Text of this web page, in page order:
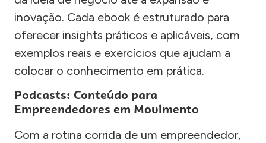
inovação. Cada ebook é estruturado para
oferecer insights práticos e aplicáveis, com
exemplos reais e exercícios que ajudam a
colocar o conhecimento em prática.
Podcasts: Conteúdo para
Empreendedores em Movimento
Com a rotina corrida de um empreendedor,